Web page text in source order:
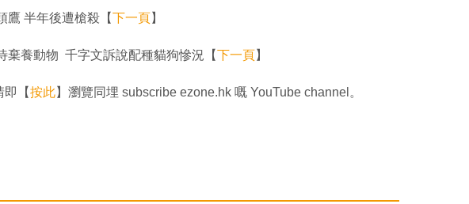
鷹 半年後遭槍殺【下一頁】
棄養動物 千字文訴說配種貓狗慘況【下一頁】
即【按此】瀏覽同埋 subscribe ezone.hk 嘅 YouTube channel。